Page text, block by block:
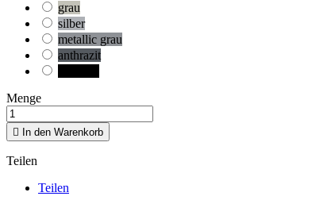
grau
silber
metallic grau
anthrazit
Menge
 In den Warenkorb
Teilen
Teilen